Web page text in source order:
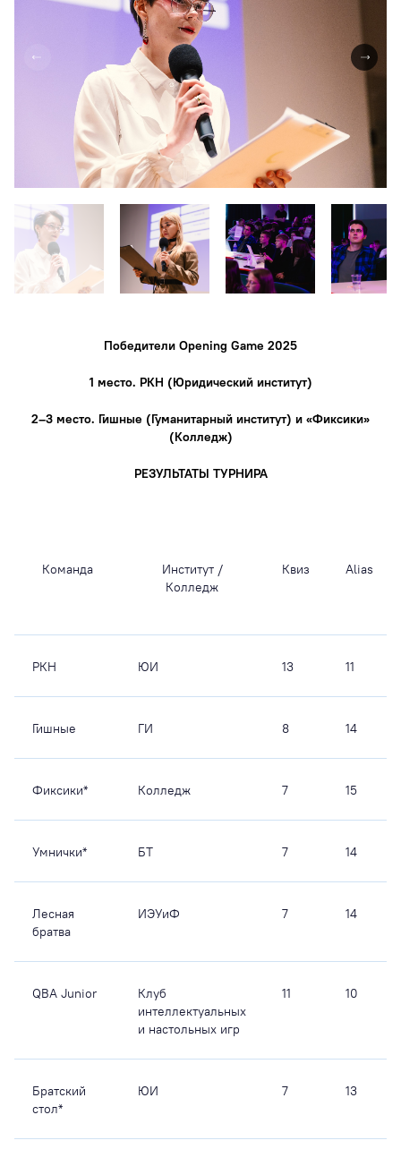
Победители Opening Game 2025
1 место. РКН (Юридический институт)
2–3 место. Гишные (Гуманитарный институт) и «Фиксики»
(Колледж)
РЕЗУЛЬТАТЫ ТУРНИРА
Команда
Институт /
Колледж
Квиз Alias
РКН ЮИ 13 11
Гишные ГИ 8 14
Фиксики* Колледж 7 15
Умнички* БТ 7 14
Лесная
братва
ИЭУиФ 7 14
QBA Junior
Клуб
интеллектуальных
и настольных игр
11 10
Братский
стол*
ЮИ 7 13